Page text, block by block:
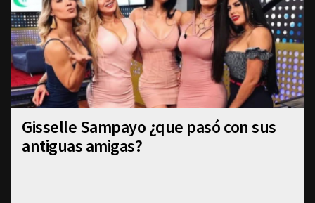
Gisselle Sampayo ¿que pasó con sus
antiguas amigas?